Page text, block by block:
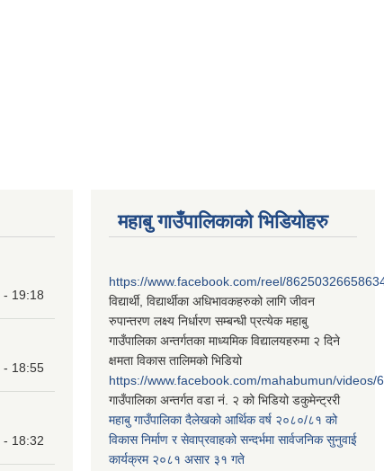
- 19:18
- 18:55
- 18:32
महाबु गाउँपालिकाको भिडियोहरु
https://www.facebook.com/reel/
विद्यार्थी, विद्यार्थीका अधिभावकहरुको लागि जीवन
रुपान्तरण लक्ष्य निर्धारण सम्बन्धी प्रत्येक महाबु
गाउँपालिका अन्तर्गतका माध्यमिक विद्यालयहरुमा २ दिने
क्षमता विकास तालिमको भिडियो
https://www.facebook.com/mahabumun/videos/
गाउँपालिका अन्तर्गत वडा नं. २ को भिडियो डकुमेन्ट्ररी
महाबु गाउँपालिका दैलेखको आर्थिक वर्ष २०८०/८१ को
विकास निर्माण र सेवाप्रवाहको सन्दर्भमा सार्वजनिक सुनुवाई
कार्यक्रम २०८१ असार ३१ गते